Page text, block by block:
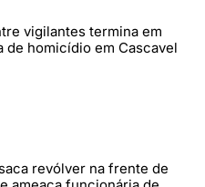
vigilantes termina em
de homicídio em Cascavel
revólver na frente de